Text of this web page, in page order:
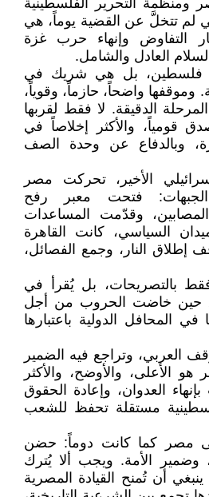
ومنظمة التحرير الفلسطينية
لم تتخلَّ عن القضية يوماً، هي
التفاوض وإنهاء حرب غزة
العادل والشامل.
فلسطين، بل هي شريك في
وموقفها واضحاً، حازماً، وقوياً،
الدقيقة. لا فقط لقربها
قومياً، والأكثر إخلاصاً في
وبالدفاع عن وحدة الصف
الأخير، تحركت مصر
فتحت معبر رفح
وقدّمت المساعدات
السياسي، كانت القاهرة
إطلاق النار، وجمع الفصائل،
بالتصريحات، بل يُقرأ في
حين خاضت الحروب من أجل
المحافل الدولية باعتبارها
العربي، وتراجع فيه الضمير
الأعلى، والأوضح، والأكثر
العدوان، وإعادة الحقوق
مستقلة تحفظ للشعب
مصر كما كانت دوماً: حضن
الأمة. ويجب ألا يُترك
أن تُمنح القيادة المصرية